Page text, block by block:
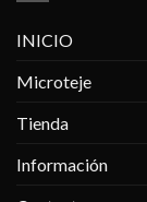
INICIO
Microteje
Tienda
Información